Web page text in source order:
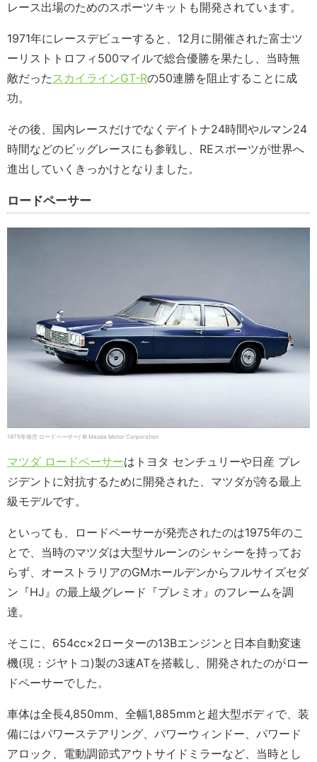
レース出場のためのスポーツキットも開発されています。
1971年にレースデビューすると、12月に開催された富士ツ
ーリストトロフィ500マイルで総合優勝を果たし、当時無
敵だった スカイラインGT-Rの50連勝を阻止することに成
功。
その後、国内レースだけでなくデイトナ24時間やルマン24
時間などのビッグレースにも参戦し、REスポーツが世界へ
進出していくきっかけとなりました。
ロードペーサー
1975年発売 ロードペーサー/ © Mazda Motor Corporation
マツダ ロードペーサーはトヨタ センチュリーや日産 プレ
ジデントに対抗するために開発された、マツダが誇る最上
級モデルです。
といっても、ロードペーサーが発売されたのは1975年のこ
とで、当時のマツダは大型サルーンのシャシーを持ってお
らず、オーストラリアのGMホールデンからフルサイズセダ
ン『HJ』の最上級グレード『プレミオ』のフレームを調
達。
そこに、654cc×2ローターの13Bエンジンと日本自動変速
機(現：ジヤトコ)製の3速ATを搭載し、開発されたのがロー
ドペーサーでした。
車体は全長4,850mm、全幅1,885mmと超大型ボディで、装
備にはパワーステアリング、パワーウィンドー、パワード
アロック、電動調節式アウトサイドミラーなど、当時とし